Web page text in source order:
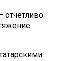
отчетливо